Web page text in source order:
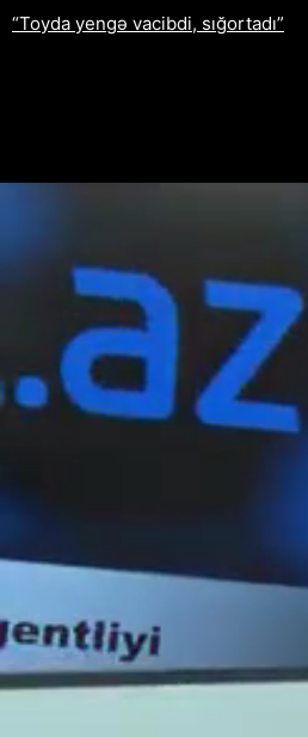
“Toyda yengə vacibdi, sığortadı”